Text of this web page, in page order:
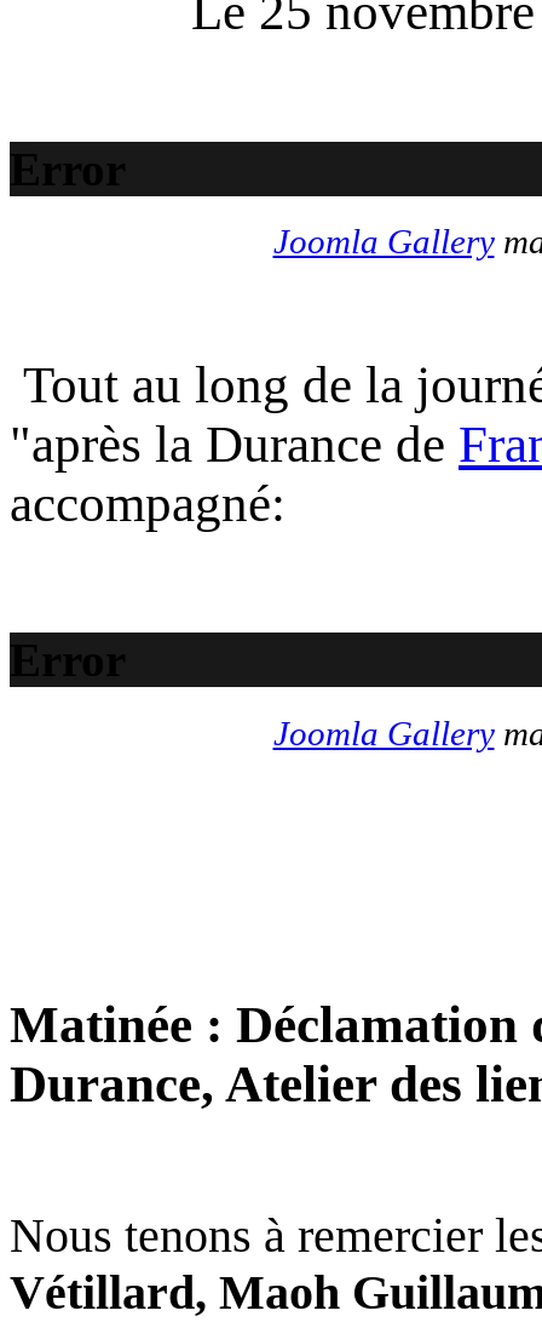
Le 25
Error
Joomla Gallery
Tout au long de la
"après la Durance de
accompagné:
Error
Joomla Gallery
Matinée : Déclamation
Durance, Atelier des
Nous tenons à remercier
Vétillard, Maoh